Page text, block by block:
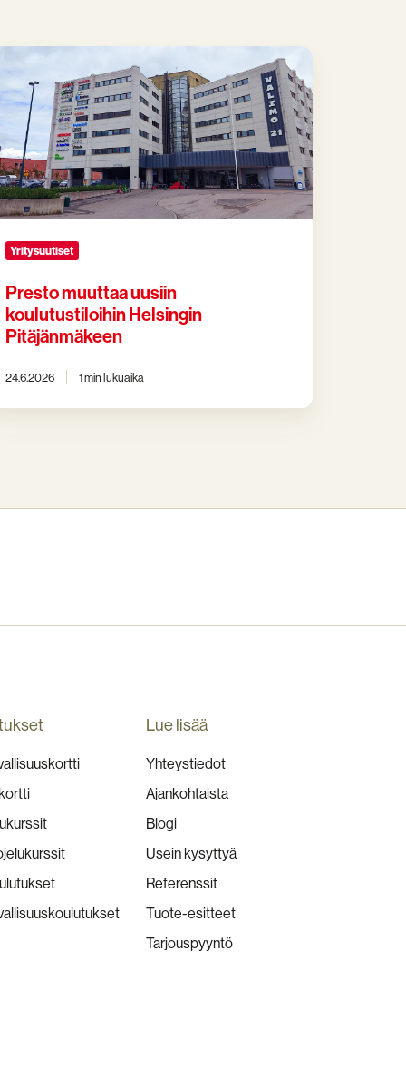
Yritysuutiset
Presto muuttaa uusiin
koulutustiloihin Helsingin
Pitäjänmäkeen
24.6.2026 1 min lukuaika
Lue lisää
Yhteystiedot
Ajankohtaista
Blogi
Usein kysyttyä
Referenssit
Tuote-esitteet
Tarjouspyyntö